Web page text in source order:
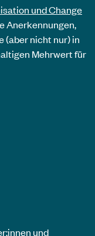
und Change
Anerkennungen,
(aber nicht nur) in
Mehrwert für
und